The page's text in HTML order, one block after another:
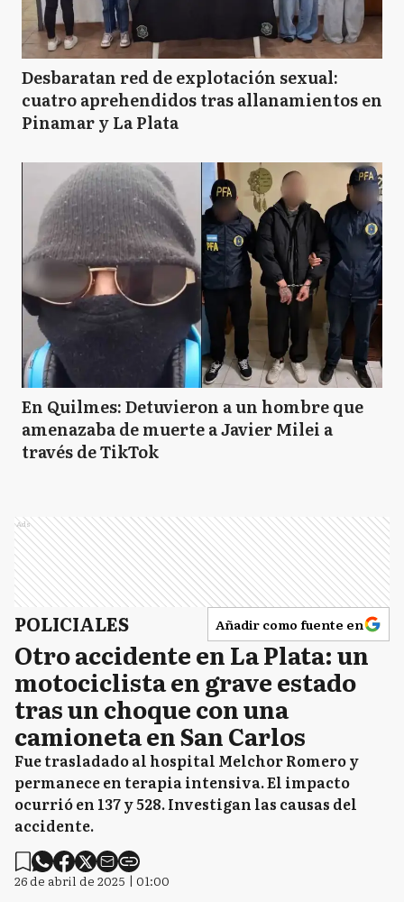
Desbaratan red de explotación sexual:
cuatro aprehendidos tras allanamientos en
Pinamar y La Plata
En Quilmes: Detuvieron a un hombre que
amenazaba de muerte a Javier Milei a
través de TikTok
Ads
POLICIALES Añadir como fuente en
Otro accidente en La Plata: un
motociclista en grave estado
tras un choque con una
camioneta en San Carlos
Fue trasladado al hospital Melchor Romero y
permanece en terapia intensiva. El impacto
ocurrió en 137 y 528. Investigan las causas del
accidente.
26 de abril de 2025 | 01:00